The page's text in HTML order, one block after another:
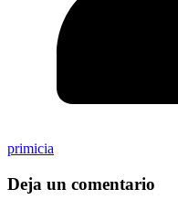
primicia
Deja un comentario